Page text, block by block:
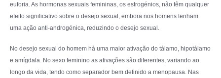
euforia. As hormonas sexuais femininas, os estrogénios, não têm qualquer
efeito significativo sobre o desejo sexual, embora nos homens tenham
uma ação anti-androgénica, reduzindo o desejo sexual.
No desejo sexual do homem há uma maior ativação do tálamo, hipotálamo
e amígdala. No sexo feminino as ativações são diferentes, variando ao
longo da vida, tendo como separador bem definido a menopausa. Nas